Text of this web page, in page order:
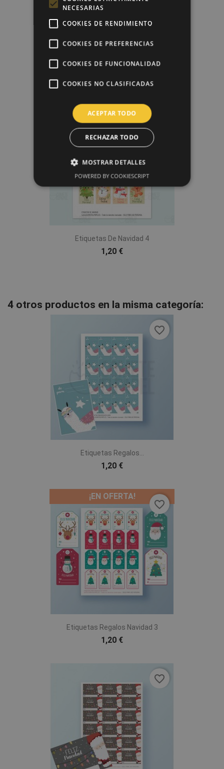
Papel De Azúcar Donuts
Etiquetas De Navidad 4
1,20 €
¡EN OFERTA!
4 otros productos en la misma categoría:
Etiquetas Regalos...
1,20 €
favorite_border
Etiquetas Regalos Navidad 3
1,20 €
¡EN OFERTA!
favorite_border
favorite_border
NECESARIAS
COOKIES DE RENDIMIENTO
COOKIES DE PREFERENCIAS
COOKIES DE FUNCIONALIDAD
COOKIES NO CLASIFICADAS
ACEPTAR TODO
RECHAZAR TODO
MOSTRAR DETALLES
POWERED BY COOKIESCRIPT